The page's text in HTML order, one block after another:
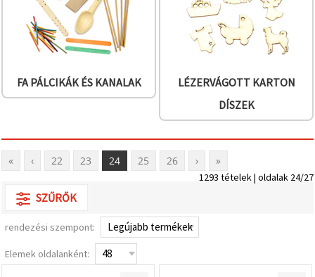
FA PÁLCIKÁK ÉS KANALAK
LÉZERVÁGOTT KARTON
DÍSZEK
« ‹ 22 23 24 25 26 › »
1293 tételek | oldalak 24/27
SZŰRŐK
rendezési szempont:
Elemek oldalanként: